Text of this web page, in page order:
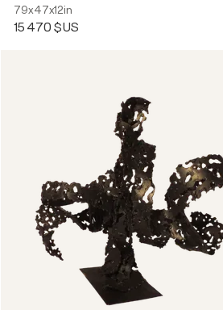
79x47x12in
15 470 $US